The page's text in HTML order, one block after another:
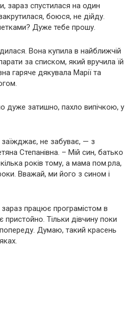
зараз спустилася на один
боюся, не дійду.
Дуже тебе прошу.
Вона купила в найближчій
за списком, який вручила їй
гаряче дякувала Марії та
дуже затишно, пахло випічкою, у
не забуває, — з
Степанівна. – Мій син, батько
років тому, а мама пом.рла,
Вважай, ми його з сином і
працює програмістом в
пристойно. Тільки дівчину поки
Думаю, такий красень